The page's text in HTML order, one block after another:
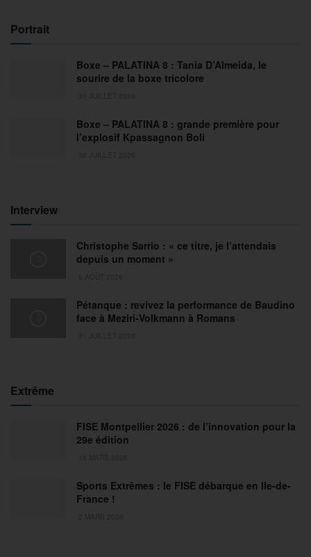
Portrait
Boxe – PALATINA 8 : Tania D’Almeida, le
sourire de la boxe tricolore
Boxe – PALATINA 8 : grande première pour
l’explosif Kpassagnon Boli
Interview
Christophe Sarrio : « ce titre, je l’attendais
depuis un moment »
Pétanque : revivez la performance de Baudino
face à Meziri-Volkmann à Romans
Extrême
FISE Montpellier 2026 : de l’innovation pour la
29e édition
Sports Extrêmes : le FISE débarque en Ile-de-
France !